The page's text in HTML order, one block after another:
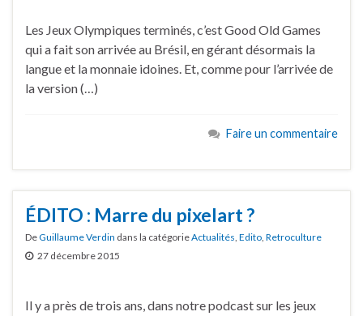
Les Jeux Olympiques terminés, c’est Good Old Games
qui a fait son arrivée au Brésil, en gérant désormais la
langue et la monnaie idoines. Et, comme pour l’arrivée de
la version (…)
Faire un commentaire
ÉDITO : Marre du pixelart ?
DeGuillaume Verdin dans la catégorieActualités, Edito, Retroculture
27 décembre 2015
Il y a près de trois ans, dans notre podcast sur les jeux